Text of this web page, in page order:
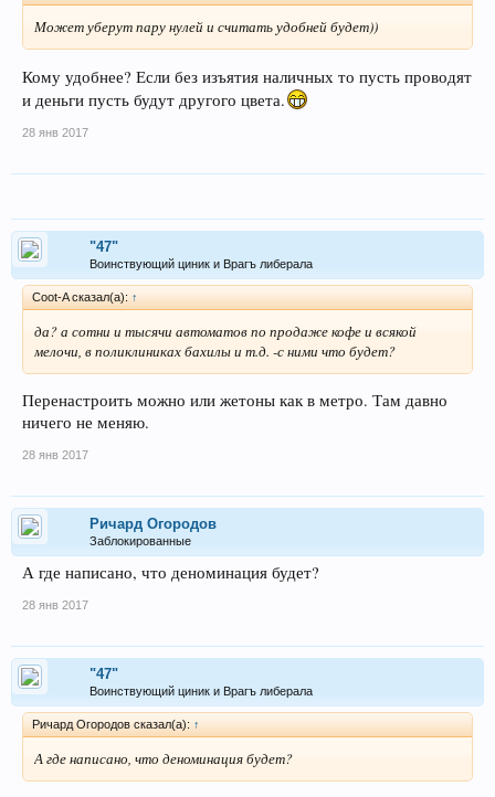
Может уберут пару нулей и считать удобней будет))
Кому удобнее? Если без изъятия наличных то пусть проводят
и деньги пусть будут другого цвета.
28 янв 2017
"47"
Воинствующий циник и Врагъ либерала
Coot-A сказал(а): ↑
да? а сотни и тысячи автоматов по продаже кофе и всякой
мелочи, в поликлиниках бахилы и т.д. -с ними что будет?
Перенастроить можно или жетоны как в метро. Там давно
ничего не меняю.
28 янв 2017
Ричард Огородов
Заблокированные
А где написано, что деноминация будет?
28 янв 2017
"47"
Воинствующий циник и Врагъ либерала
Ричард Огородов сказал(а): ↑
А где написано, что деноминация будет?